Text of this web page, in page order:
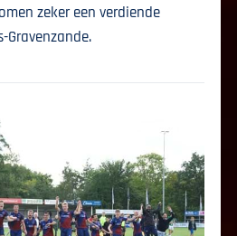
zeker een verdiende
Gravenzande.